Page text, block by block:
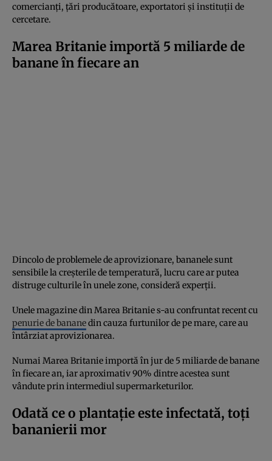
comercianți, țări producătoare, exportatori și instituții de
cercetare.
Marea Britanie importă 5 miliarde de
banane în fiecare an
Dincolo de problemele de aprovizionare, bananele sunt
sensibile la creșterile de temperatură, lucru care ar putea
distruge culturile în unele zone, consideră experții.
Unele magazine din Marea Britanie s-au confruntat recent cu
penurie de bananedin cauza furtunilor de pe mare, care au
întârziat aprovizionarea.
Numai Marea Britanie importă în jur de 5 miliarde de banane
în fiecare an, iar aproximativ 90% dintre acestea sunt
vândute prin intermediul supermarketurilor.
Odată ce o plantație este infectată, toți
bananierii mor